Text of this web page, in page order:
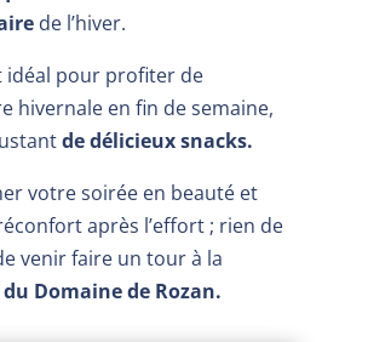
de l’hiver.
idéal pour profiter de
hivernale en fin de semaine,
de délicieux snacks.
votre soirée en beauté et
après l’effort ; rien de
venir faire un tour à la
Domaine de Rozan.